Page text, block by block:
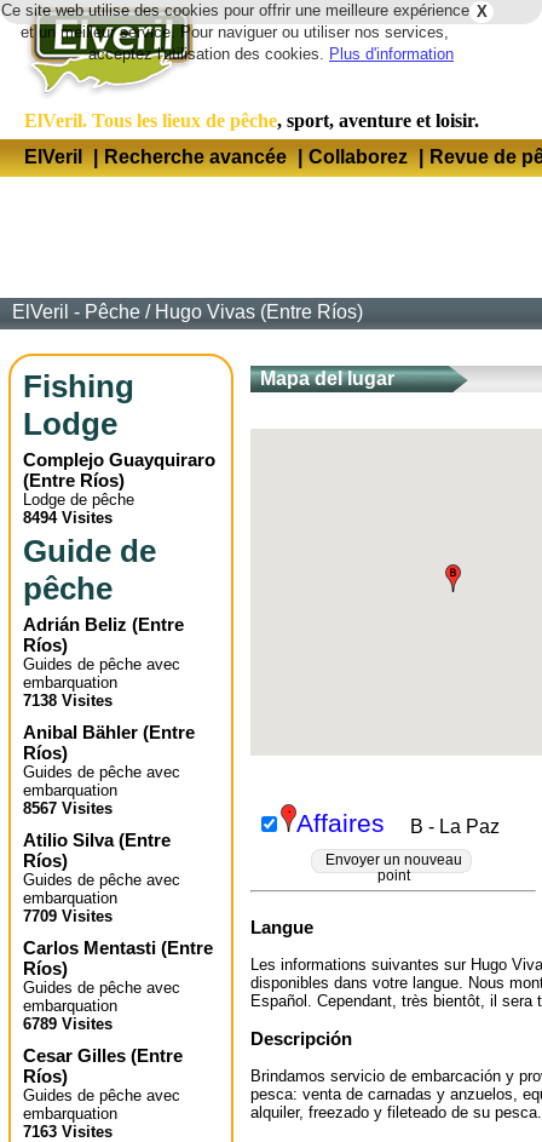
X
Ce site web utilise des cookies pour offrir une meilleure expérience
et un meilleur service. Pour naviguer ou utiliser nos services,
acceptez l'utilisation des cookies. Plus d'information
ElVeril. Tous les lieux de pêche, sport, aventure et loisir.
ElVeril
| Recherche avancée | Collaborez | Revue de
ElVeril - Pêche / Hugo Vivas (Entre Ríos)
Fishing
Lodge
Complejo Guayquiraro
(Entre Ríos)
Lodge de pêche
8494 Visites
Guide de
pêche
Adrián Beliz (Entre
Ríos)
Guides de pêche avec
embarquation
7138 Visites
Anibal Bähler (Entre
Ríos)
Guides de pêche avec
embarquation
8567 Visites
Atilio Silva(Entre
Ríos)
Guides de pêche avec
embarquation
7709 Visites
Carlos Mentasti (Entre
Ríos)
Guides de pêche avec
embarquation
6789 Visites
Cesar Gilles (Entre
Ríos)
Guides de pêche avec
embarquation
7163 Visites
Mapa del lugar
Affaires B - La Paz
Envoyer un nouveau
point
Langue
Les informations suivantes sur Hugo
disponibles dans votre langue. Nous
Español. Cependant, très bientôt, il sera
Descripción
Brindamos servicio de embarcación y
pesca: venta de carnadas y anzuelos,
alquiler, freezado y fileteado de su pesca.